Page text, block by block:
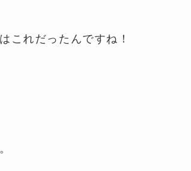
これだったんですね！